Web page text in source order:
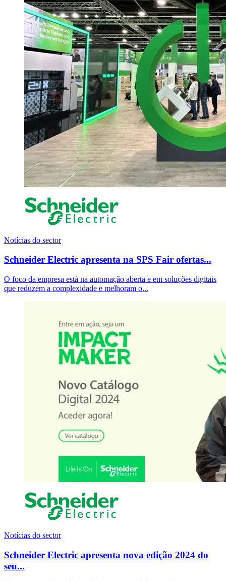
Notícias do sector
Schneider Electric apresenta na SPS Fair ofertas...
O foco da empresa está na automação aberta e em soluções digitais
que reduzem a complexidade e melhoram o...
Notícias do sector
Schneider Electric apresenta nova edição 2024 do
seu...